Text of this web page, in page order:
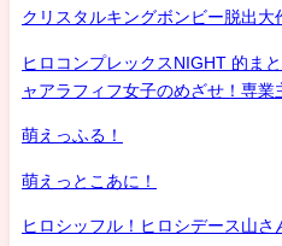
クリスタルキングボンビー脱出大
ヒロコンプレックスNIGHT 的ま
ャアラフィフ女子のめざせ！専業
萌えっふる！
萌えっとこあに！
ヒロシッフル！ヒロシデース山さ